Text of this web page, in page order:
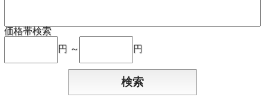
価格帯検索
円 ～
円